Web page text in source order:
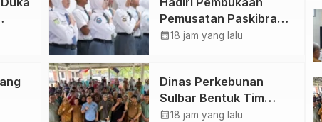
Pemusatan Paskibraka
Provinsi, Murdanil: Ini
calendar_month18 jam yang lalu
Dinas Perkebunan
Sulbar Bentuk Tim
Kendali Internal ICS
calendar_month18 jam yang lalu